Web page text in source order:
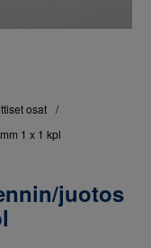
osat /
1 x 1 kpl
juotos